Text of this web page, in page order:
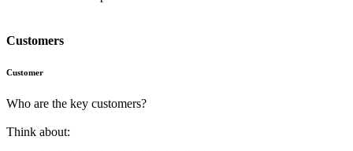
Customers
Customer
Who are the key customers?
Think about: